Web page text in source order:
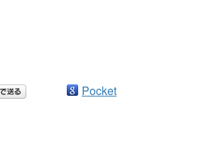
Pocket